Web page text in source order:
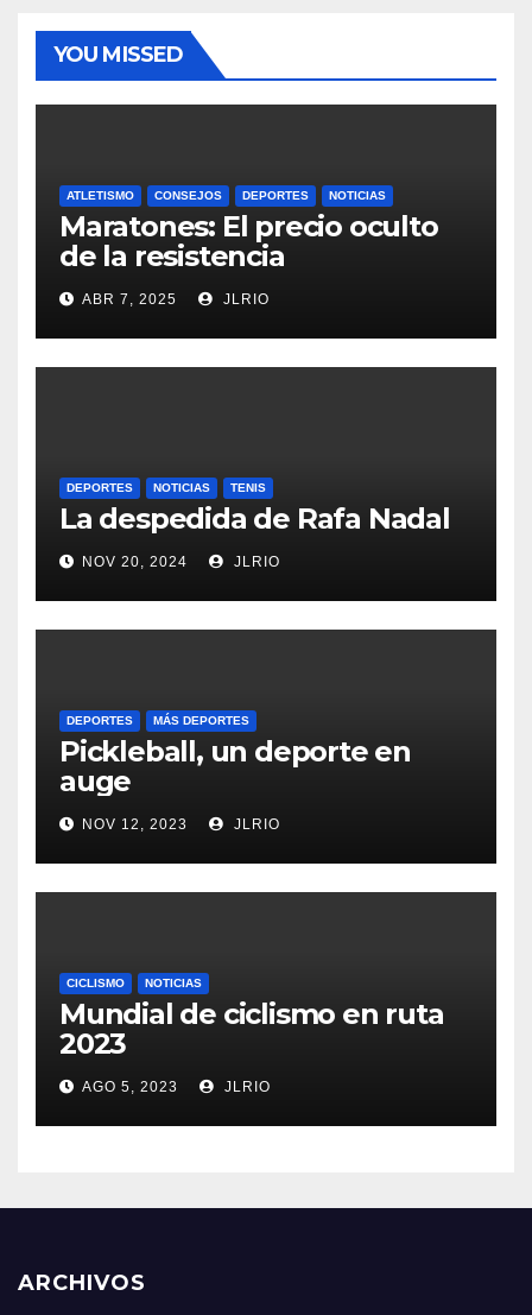
YOU MISSED
ATLETISMO CONSEJOS DEPORTES NOTICIAS
Maratones: El precio oculto
de la resistencia
ABR 7, 2025 JLRIO
DEPORTES NOTICIAS TENIS
La despedida de Rafa Nadal
NOV 20, 2024 JLRIO
DEPORTES MÁS DEPORTES
Pickleball, un deporte en
auge
NOV 12, 2023 JLRIO
CICLISMO NOTICIAS
Mundial de ciclismo en ruta
2023
AGO 5, 2023 JLRIO
ARCHIVOS